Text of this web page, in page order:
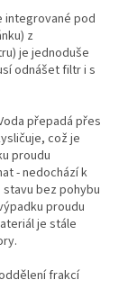
integrované pod
z
je jednoduše
odnášet filtr i s
přepadá přes
což je
proudu
- nedochází k
bez pohybu
proudu
je stále
frakcí